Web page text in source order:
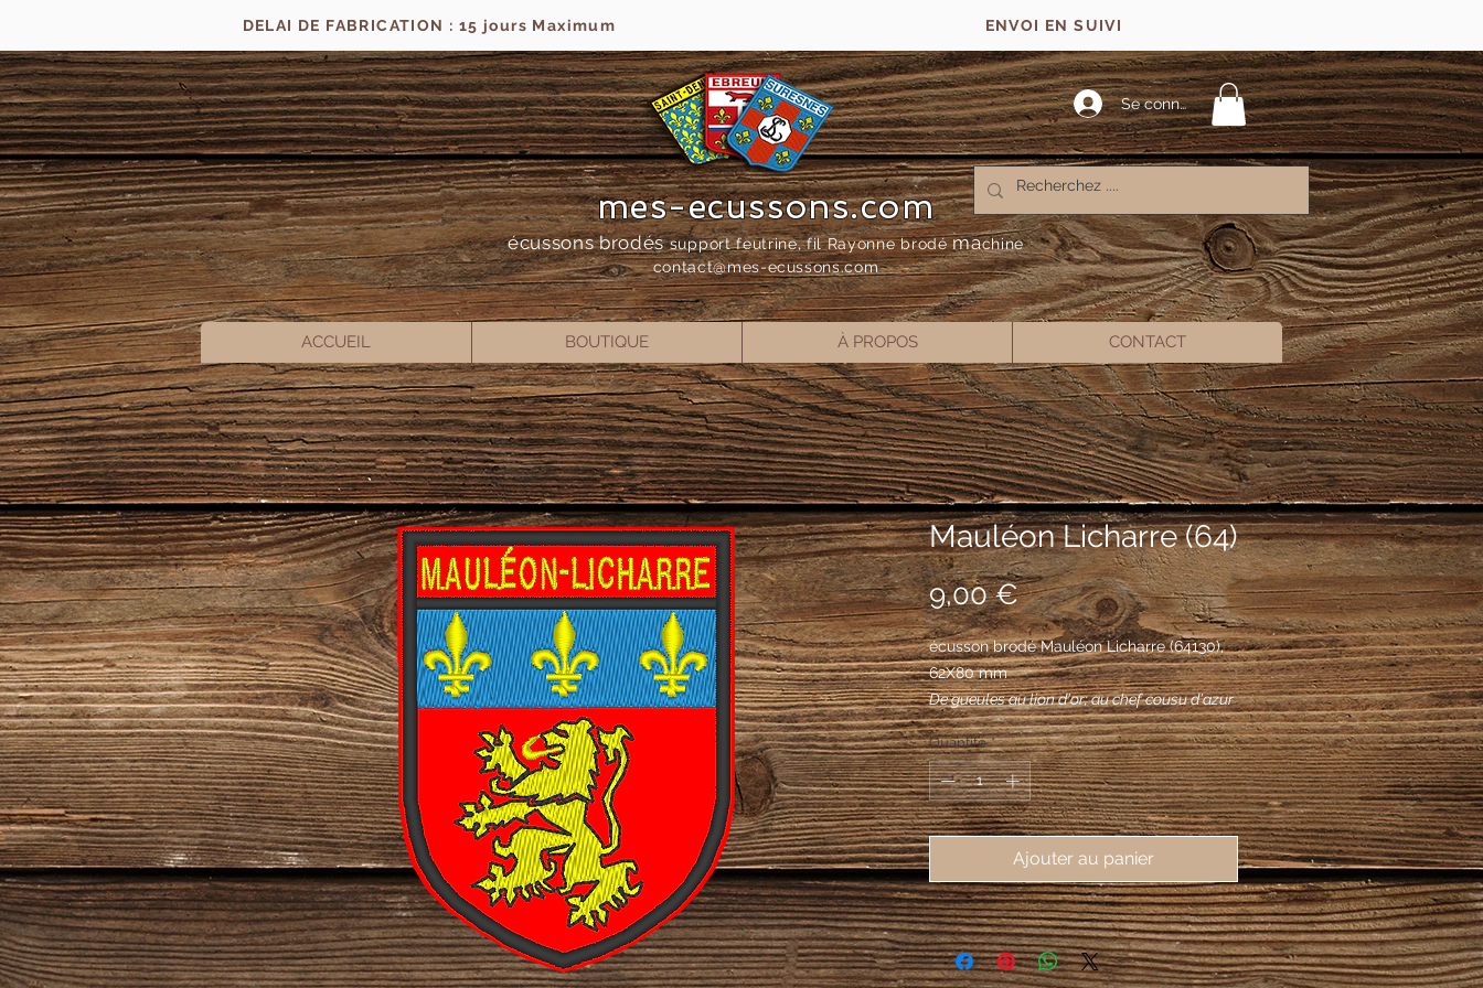
DELAI DE FABRICATION : 15 jours Maximum ENVOI EN SUIVI
Se connecter
mes-ecussons.com
écussons brodés support feutrine, fil Rayonne brodémachine
contact@mes-ecussons.com
ACCUEIL BOUTIQUE À PROPOS CONTACT
Mauléon Licharre (64)
9,00 €Prix
écusson brodé Mauléon Licharre (64130),
62X80 mm
De gueules au lion d'or; au chef cousu d'azur
chargé de trois fleurs de lys d'or.
Quantité *
Ajouter au panier